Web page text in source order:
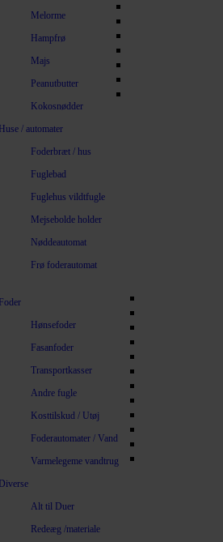
Melorme
Hampfrø
Majs
Peanutbutter
Kokosnødder
Huse / automater
Foderbræt / hus
Fuglebad
Fuglehus vildtfugle
Mejsebolde holder
Nøddeautomat
Frø foderautomat
Foder
Hønsefoder
Fasanfoder
Transportkasser
Andre fugle
Kosttilskud / Utøj
Foderautomater / Vand
Varmelegeme vandtrug
Diverse
Alt til Duer
Redeæg /materiale